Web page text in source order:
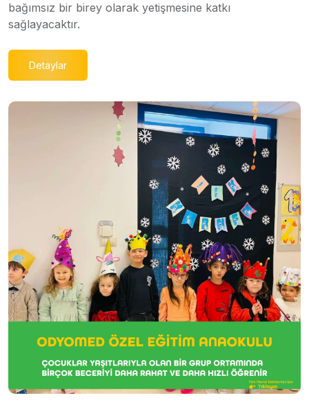
bağımsız bir birey olarak yetişmesine katkı
sağlayacaktır.
Detaylar